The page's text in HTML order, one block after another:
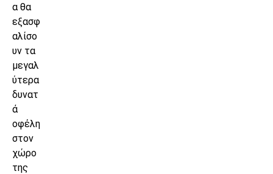
α θα
εξασφ
αλίσο
υν τα
μεγαλ
ύτερα
δυνατ
ά
οφέλη
στον
χώρο
της